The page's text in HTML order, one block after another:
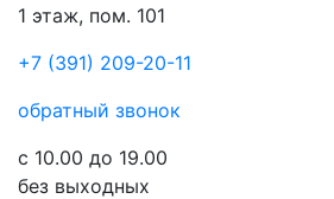
1 этаж, пом. 101
+7 (391) 209-20-11
обратный звонок
с 10.00 до 19.00
без выходных